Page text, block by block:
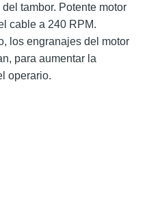
tambor. Potente motor
cable a 240 RPM.
los engranajes del motor
para aumentar la
operario.